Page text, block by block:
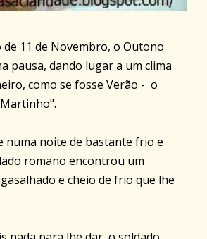
11 de Novembro, o Outono
pausa, dando lugar a um clima
como se fosse Verão - o
numa noite de bastante frio e
romano encontrou um
e cheio de frio que lhe